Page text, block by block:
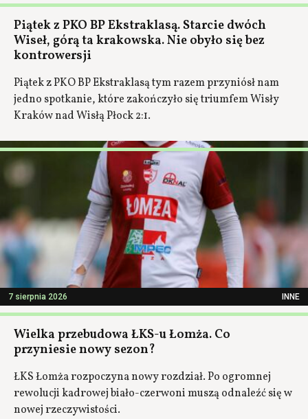
Piątek z PKO BP Ekstraklasą. Starcie dwóch
Wiseł, górą ta krakowska. Nie obyło się bez
kontrowersji
Piątek z PKO BP Ekstraklasą tym razem przyniósł nam
jedno spotkanie, które zakończyło się triumfem Wisły
Kraków nad Wisłą Płock 2:1.
7 sierpnia 2026 INNE
Wielka przebudowa ŁKS-u Łomża. Co
przyniesie nowy sezon?
ŁKS Łomża rozpoczyna nowy rozdział. Po ogromnej
rewolucji kadrowej biało-czerwoni muszą odnaleźć się w
nowej rzeczywistości.